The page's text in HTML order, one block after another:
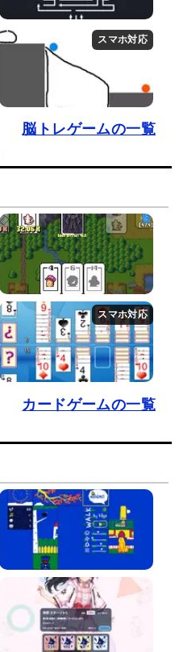
脳トレゲームの一覧
カードゲームの一覧